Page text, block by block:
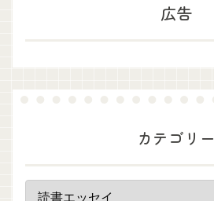
広告
カテゴリー